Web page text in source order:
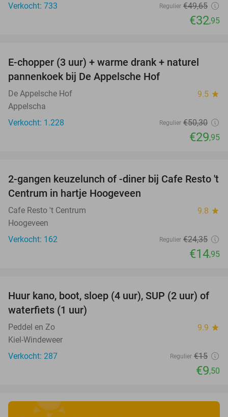
Verkocht: 733
Regulier €49,65
€32,95
40%
E-chopper (3 uur) + warme drank + naturel
pannenkoek bij De Appelsche Hof
De Appelsche Hof 9.5 star
Appelscha
Verkocht: 1.228
Regulier €50,30
€29,95
39%
2-gangen keuzelunch of -diner bij Cafe Resto 't
Centrum in hartje Hoogeveen
Cafe Resto 't Centrum 9.8 star
Hoogeveen
Verkocht: 162
Regulier €24,35
€14,95
37%
Huur kano, boot, sloep (4 uur), SUP (2 uur) of
waterfiets (1 uur)
Peddel en Zo 9.9 star
Kiel-Windeweer
Verkocht: 287
Regulier €15
€9,50